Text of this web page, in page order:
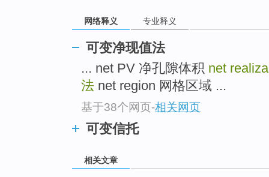
网络释义 专业释义
可变净现值法
... net PV 净孔隙体积 net
法 net region 网格区域 ...
基于38个网页-相关网页
可变信托
相关文章